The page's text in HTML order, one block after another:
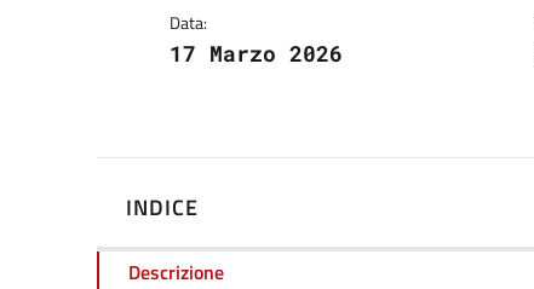
Data:
17 Marzo 2026
INDICE
Descrizione